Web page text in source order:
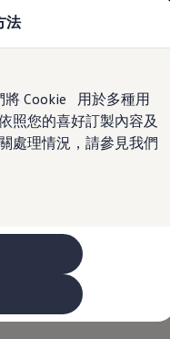
法
將 Cookie 用於多種用
照您的喜好訂製內容及
處理情況，請參見我們
會員，請點擊以上連